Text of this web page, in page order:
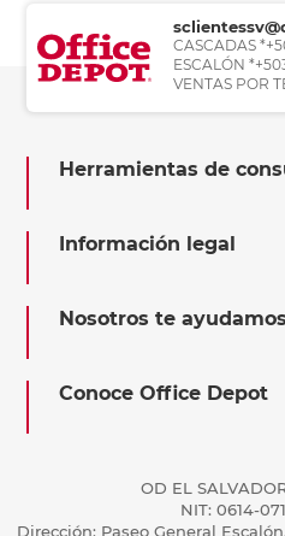
CASCADAS
ESCALÓN
VENTAS POR
Herramientas de
Información legal
Nosotros te ayudamos
Conoce Office Depot
OD EL
NIT: 0614-
Dirección: Paseo General